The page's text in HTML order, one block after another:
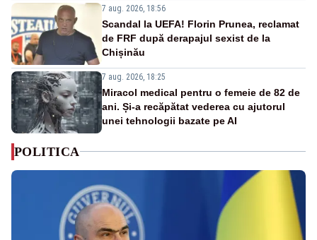
7 aug. 2026, 18:56
Scandal la UEFA! Florin Prunea, reclamat
de FRF după derapajul sexist de la
Chișinău
7 aug. 2026, 18:25
Miracol medical pentru o femeie de 82 de
ani. Și-a recăpătat vederea cu ajutorul
unei tehnologii bazate pe AI
POLITICA